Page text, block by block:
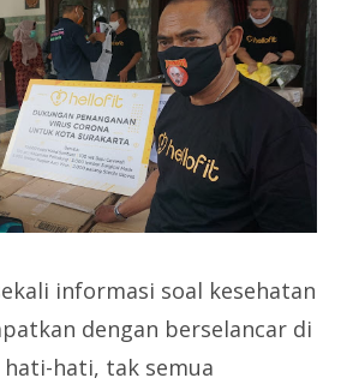
informasi soal kesehatan
dengan berselancar di
hati, tak semua